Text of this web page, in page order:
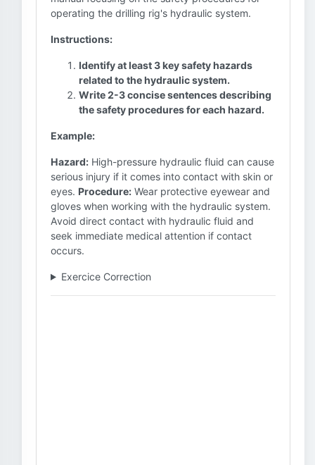
operating the drilling rig's hydraulic system.
Instructions:
Identify at least 3 key safety hazards
related to the hydraulic system.
Write 2-3 concise sentences describing
the safety procedures for each hazard.
Example:
Hazard: High-pressure hydraulic fluid can cause
serious injury if it comes into contact with skin or
eyes. Procedure: Wear protective eyewear and
gloves when working with the hydraulic system.
Avoid direct contact with hydraulic fluid and
seek immediate medical attention if contact
occurs.
Exercice Correction